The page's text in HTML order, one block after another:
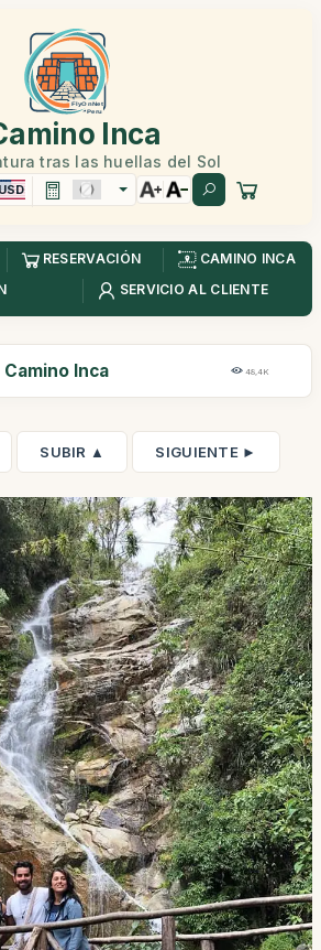
Inca
tras las huellas del Sol
RESERVACIÓN
CAMINO INCA
SERVICIO AL CLIENTE
Inca 48,4K
SUBIR ▲ SIGUIENTE ►